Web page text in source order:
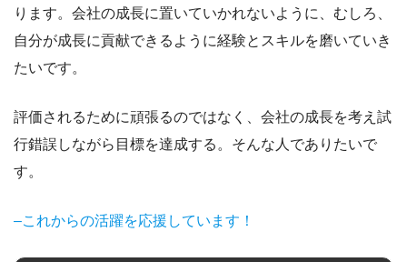
ります。会社の成長に置いていかれないように、むしろ、
自分が成長に貢献できるように経験とスキルを磨いていき
たいです。
評価されるために頑張るのではなく、会社の成長を考え試
行錯誤しながら目標を達成する。そんな人でありたいで
す。
–これからの活躍を応援しています！